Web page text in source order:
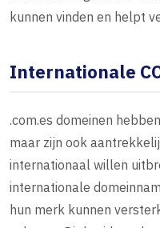
kunnen vinden en helpt
Internationale
.com.es domeinen
maar zijn ook
internationaal willen
internationale
hun merk kunnen